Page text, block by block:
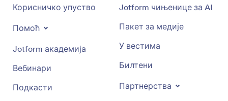
Корисничко упуство
Помоћ
Jotform академија
Вебинари
Подкасти
Jotform чињенице за AI
Пакет за медије
У вестима
Билтени
Партнерства